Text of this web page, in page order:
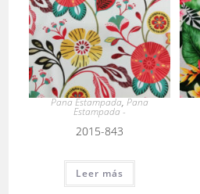
Pana Estampada,Pana
Estampada -
2015-843
Leer más